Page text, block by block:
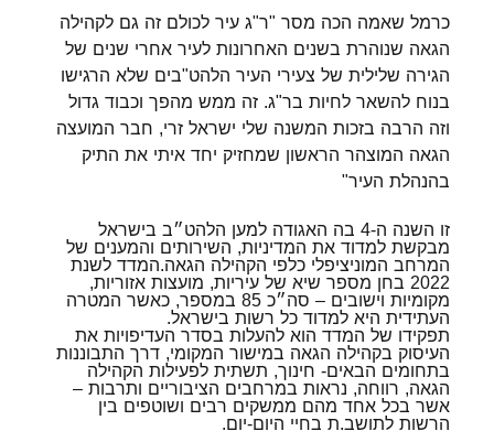
כרמל שאמה הכה מסר "ר"ג עיר לכולם זה גם לקהילה
הגאה שנוהרת בשנים האחרונות לעיר אחרי שנים של
הגירה שלילית של צעירי העיר הלהט"בים שלא הרגישו
בנוח להשאר לחיות בר"ג. זה ממש מהפך וכבוד גדול
וזה הרבה בזכות המשנה שלי ישראל זרי, חבר המועצה
הגאה המוצהר הראשון שמחזיק יחד איתי את התיק
בהנהלת העיר"
זו השנה ה-4 בה האגודה למען הלהט״ב בישראל
מבקשת למדוד את המדיניות, השירותים והמענים של
המרחב המוניציפלי כלפי הקהילה הגאה.המדד לשנת
2022 בחן מספר שיא של עיריות, מועצות אזוריות,
מקומיות וישובים – סה״כ 85 במספר, כאשר המטרה
העתידית היא למדוד כל רשות בישראל.
תפקידו של המדד הוא להעלות בסדר העדיפויות את
העיסוק בקהילה הגאה במישור המקומי, דרך התבוננות
בתחומים הבאים- חינוך, תשתית לפעילות הקהילה
הגאה, רווחה, נראות במרחבים הציבוריים ותרבות –
אשר בכל אחד מהם ממשקים רבים ושוטפים בין
הרשות לתושב.ת בחיי היום-יום.